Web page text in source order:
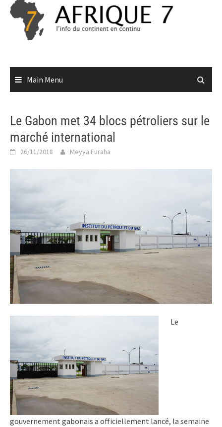
Skip
content
Main Menu
Le Gabon met 34 blocs pétroliers sur le
marché international
26/11/2018 Meyya Furaha
Le
gouvernement gabonais a officiellement lancé, la semaine